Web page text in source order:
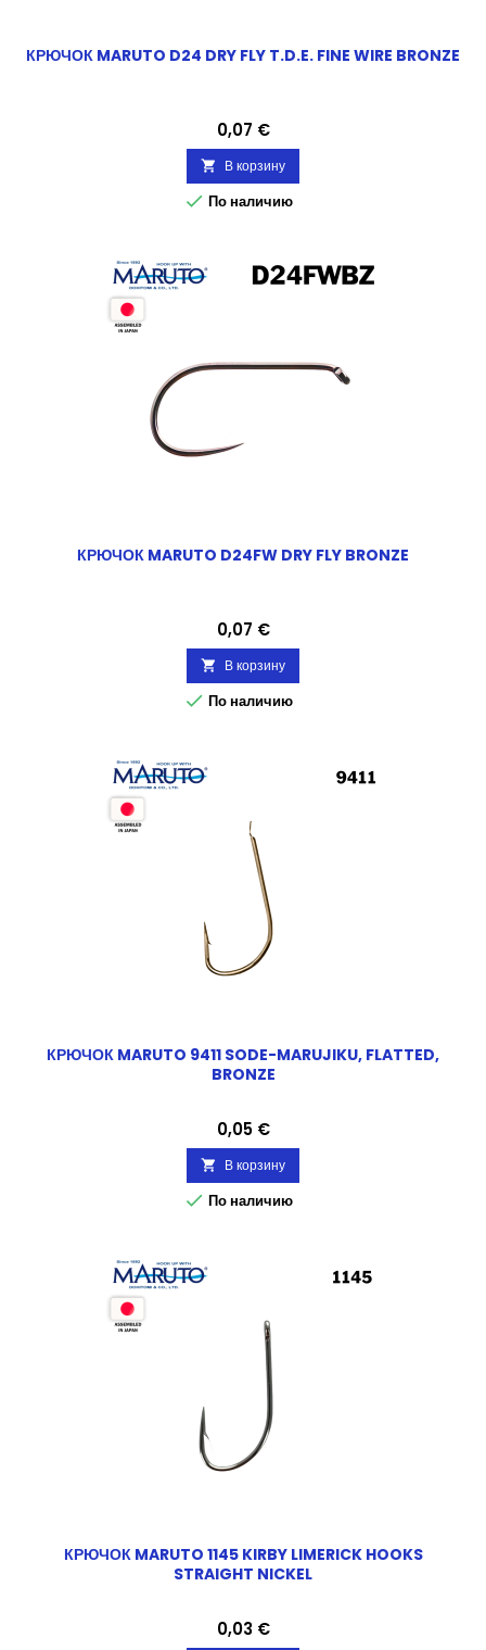
КРЮЧОК MARUTO D24 DRY FLY T.D.E. FINE WIRE BRONZE
Цена
0,07 €
 В корзину
 По наличию
КРЮЧОК MARUTO D24FW DRY FLY BRONZE
Цена
0,07 €
 В корзину
 По наличию
КРЮЧОК MARUTO 9411 SODE-MARUJIKU, FLATTED,
BRONZE
Цена
0,05 €
 В корзину
 По наличию
КРЮЧОК MARUTO 1145 KIRBY LIMERICK HOOKS
STRAIGHT NICKEL
Цена
0,03 €